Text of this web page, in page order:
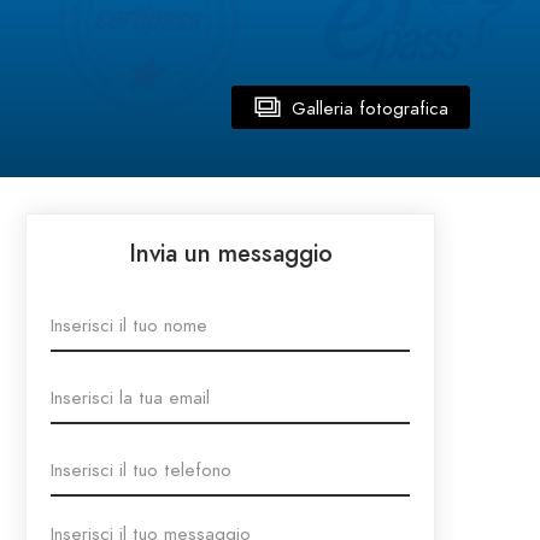
Galleria fotografica
Invia un messaggio